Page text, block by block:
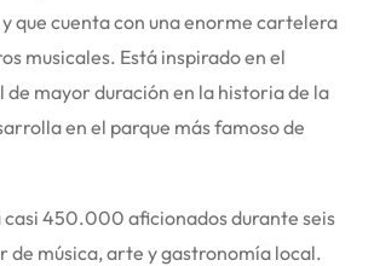
que cuenta con una enorme cartelera
musicales. Está inspirado en el
de mayor duración en la historia de la
en el parque más famoso de
casi 450.000 aficionados durante seis
de música, arte y gastronomía local.